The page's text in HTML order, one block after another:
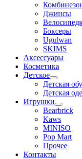
Джинсы
Боксеры
Ugulwan
SKIMS
Аксессуары
Косметика
Детское
Детская
Детская
Игрушки
Bearbrick
Kaws
MINISO
Pop Mart
Прочее
Контакты